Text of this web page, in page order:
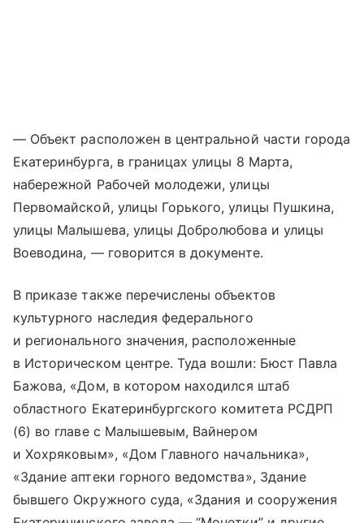
— Объект расположен в центральной части города
Екатеринбурга, в границах улицы 8 Марта,
набережной Рабочей молодежи, улицы
Первомайской, улицы Горького, улицы Пушкина,
улицы Малышева, улицы Добролюбова и улицы
Воеводина, — говорится в документе.
В приказе также перечислены объектов
культурного наследия федерального
и регионального значения, расположенные
в Историческом центре. Туда вошли: Бюст Павла
Бажова, «Дом, в котором находился штаб
областного Екатеринбургского комитета РСДРП
(6) во главе с Малышевым, Вайнером
и Хохряковым», «Дом Главного начальника»,
«Здание аптеки горного ведомства», Здание
бывшего Окружного суда, «Здания и сооружения